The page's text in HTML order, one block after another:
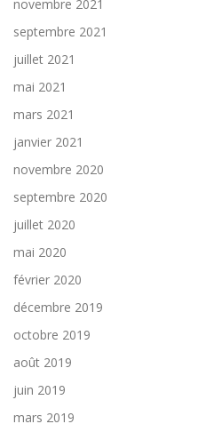
novembre 2021
septembre 2021
juillet 2021
mai 2021
mars 2021
janvier 2021
novembre 2020
septembre 2020
juillet 2020
mai 2020
février 2020
décembre 2019
octobre 2019
août 2019
juin 2019
mars 2019